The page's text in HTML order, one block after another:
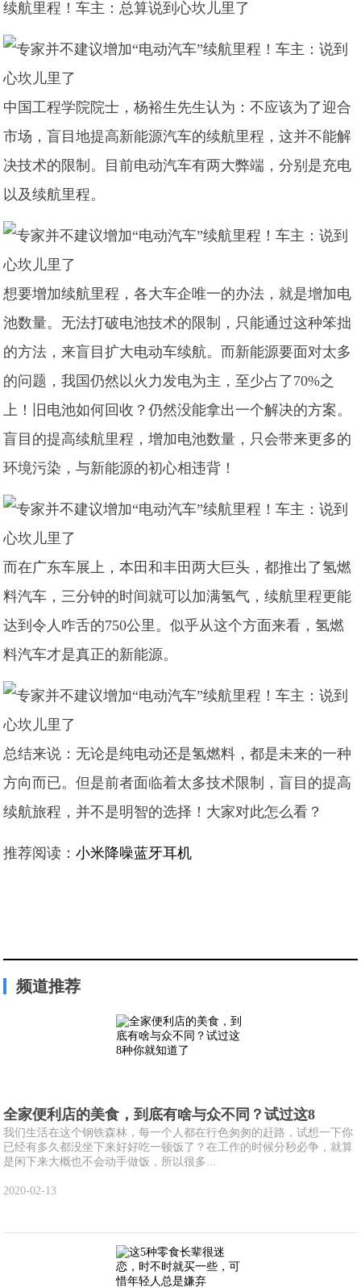
续航里程！车主：总算说到心坎儿里了
中国工程学院院士，杨裕生先生认为：不应该为了迎合
市场，盲目地提高新能源汽车的续航里程，这并不能解
决技术的限制。目前电动汽车有两大弊端，分别是充电
以及续航里程。
想要增加续航里程，各大车企唯一的办法，就是增加电
池数量。无法打破电池技术的限制，只能通过这种笨拙
的方法，来盲目扩大电动车续航。而新能源要面对太多
的问题，我国仍然以火力发电为主，至少占了70%之
上！旧电池如何回收？仍然没能拿出一个解决的方案。
盲目的提高续航里程，增加电池数量，只会带来更多的
环境污染，与新能源的初心相违背！
而在广东车展上，本田和丰田两大巨头，都推出了氢燃
料汽车，三分钟的时间就可以加满氢气，续航里程更能
达到令人咋舌的750公里。似乎从这个方面来看，氢燃
料汽车才是真正的新能源。
总结来说：无论是纯电动还是氢燃料，都是未来的一种
方向而已。但是前者面临着太多技术限制，盲目的提高
续航旅程，并不是明智的选择！大家对此怎么看？
推荐阅读：小米降噪蓝牙耳机
频道推荐
全家便利店的美食，到底有啥与众不同？试过这8
我们生活在这个钢铁森林，每一个人都在行色匆匆的赶路，试想一下你
已经有多久都没坐下来好好吃一顿饭了？在工作的时候分秒必争，就算
是闲下来大概也不会动手做饭，所以很多...
2020-02-13